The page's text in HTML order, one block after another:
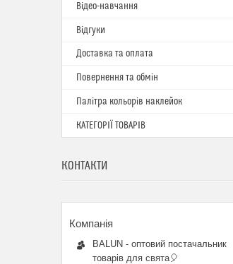
Відео-навчання
Відгуки
Доставка та оплата
Повернення та обмін
Палітра кольорів наклейок
КАТЕГОРІЇ ТОВАРІВ
КОНТАКТИ
BALUN - оптовий постачальник
товарів для свята🎈